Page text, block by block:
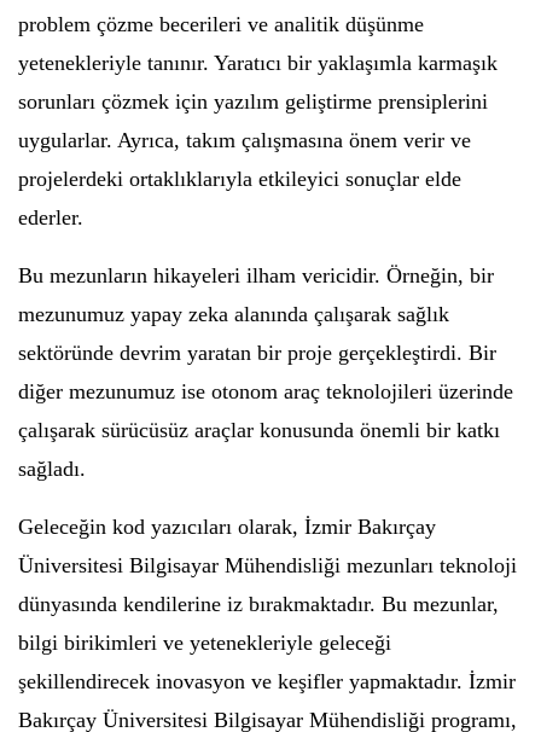
problem çözme becerileri ve analitik düşünme
yetenekleriyle tanınır. Yaratıcı bir yaklaşımla karmaşık
sorunları çözmek için yazılım geliştirme prensiplerini
uygularlar. Ayrıca, takım çalışmasına önem verir ve
projelerdeki ortaklıklarıyla etkileyici sonuçlar elde
ederler.
Bu mezunların hikayeleri ilham vericidir. Örneğin, bir
mezunumuz yapay zeka alanında çalışarak sağlık
sektöründe devrim yaratan bir proje gerçekleştirdi. Bir
diğer mezunumuz ise otonom araç teknolojileri üzerinde
çalışarak sürücüsüz araçlar konusunda önemli bir katkı
sağladı.
Geleceğin kod yazıcıları olarak, İzmir Bakırçay
Üniversitesi Bilgisayar Mühendisliği mezunları teknoloji
dünyasında kendilerine iz bırakmaktadır. Bu mezunlar,
bilgi birikimleri ve yetenekleriyle geleceği
şekillendirecek inovasyon ve keşifler yapmaktadır. İzmir
Bakırçay Üniversitesi Bilgisayar Mühendisliği programı,